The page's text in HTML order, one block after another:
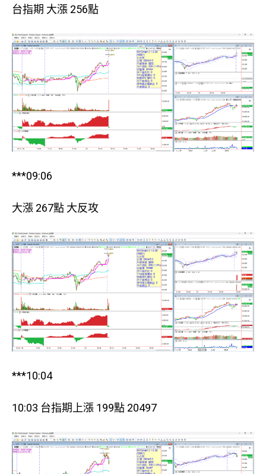
台指期 大漲 256點
***09:06
大漲 267點 大反攻
***10:04
10:03 台指期上漲 199點 20497